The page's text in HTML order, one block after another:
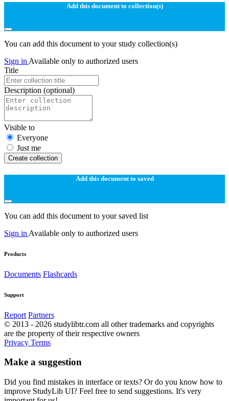
Add this document to collection(s)
You can add this document to your study collection(s)
Sign in Available only to authorized users
Title
Description (optional)
Visible to
Everyone
Just me
Create collection
Add this document to saved
You can add this document to your saved list
Sign in Available only to authorized users
Products
Documents Flashcards
Support
Report Partners
© 2013 - 2026 studylibtr.com all other trademarks and copyrights
are the property of their respective owners
Privacy Terms
Make a suggestion
Did you find mistakes in interface or texts? Or do you know how to
improve StudyLib UI? Feel free to send suggestions. It's very